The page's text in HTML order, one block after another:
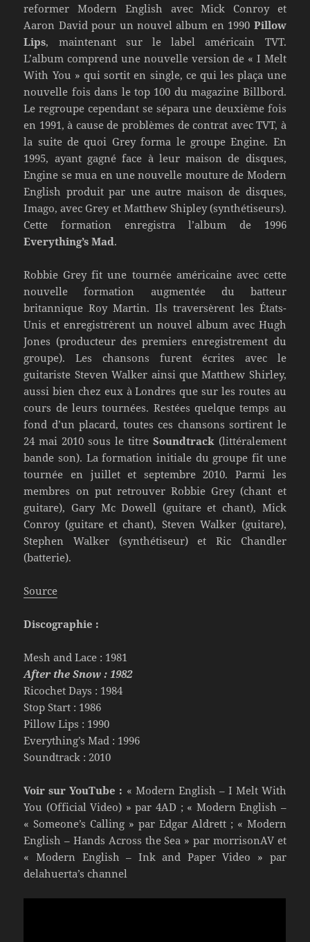
reformer Modern English avec Mick Conroy et
Aaron David pour un nouvel album en 1990 Pillow
Lips, maintenant sur le label américain TVT.
L’album comprend une nouvelle version de « I Melt
With You » qui sortit en single, ce qui les plaça une
nouvelle fois dans le top 100 du magazine Billbord.
Le regroupe cependant se sépara une deuxième fois
en 1991, à cause de problèmes de contrat avec TVT, à
la suite de quoi Grey forma le groupe Engine. En
1995, ayant gagné face à leur maison de disques,
Engine se mua en une nouvelle mouture de Modern
English produit par une autre maison de disques,
Imago, avec Grey et Matthew Shipley (synthétiseurs).
Cette formation enregistra l’album de 1996
Everything’s Mad.
Robbie Grey fit une tournée américaine avec cette
nouvelle formation augmentée du batteur
britannique Roy Martin. Ils traversèrent les États-
Unis et enregistrèrent un nouvel album avec Hugh
Jones (producteur des premiers enregistrement du
groupe). Les chansons furent écrites avec le
guitariste Steven Walker ainsi que Matthew Shirley,
aussi bien chez eux à Londres que sur les routes au
cours de leurs tournées. Restées quelque temps au
fond d’un placard, toutes ces chansons sortirent le
24 mai 2010 sous le titre Soundtrack(littéralement
bande son). La formation initiale du groupe fit une
tournée en juillet et septembre 2010. Parmi les
membres on put retrouver Robbie Grey (chant et
guitare), Gary Mc Dowell (guitare et chant), Mick
Conroy (guitare et chant), Steven Walker (guitare),
Stephen Walker (synthétiseur) et Ric Chandler
(batterie).
Source
Discographie :
Mesh and Lace : 1981
After the Snow : 1982
Ricochet Days : 1984
Stop Start : 1986
Pillow Lips : 1990
Everything’s Mad : 1996
Soundtrack : 2010
Voir sur YouTube : « Modern English – I Melt With
You (Official Video) » par 4AD ; « Modern English –
« Someone’s Calling » par Edgar Aldrett ; « Modern
English – Hands Across the Sea » par morrisonAV et
« Modern English – Ink and Paper Video » par
delahuerta’s channel